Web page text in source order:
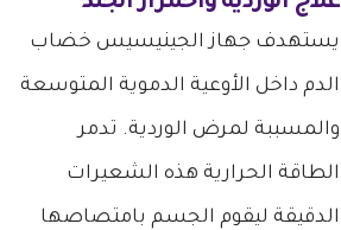
يستهدف جهاز الجينيسيس خضاب
الدم داخل الأوعية الدموية المتوسعة
والمسببة لمرض الوردية. تدمر
الطاقة الحرارية هذه الشعيرات
الدقيقة ليقوم الجسم بامتصاصها